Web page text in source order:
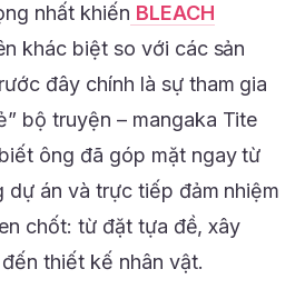
nhất khiến BLEACH
khác biệt so với các sản
đây chính là sự tham gia
bộ truyện – mangaka Tite
ông đã góp mặt ngay từ
dự án và trực tiếp đảm nhiệm
chốt: từ đặt tựa đề, xây
thiết kế nhân vật.